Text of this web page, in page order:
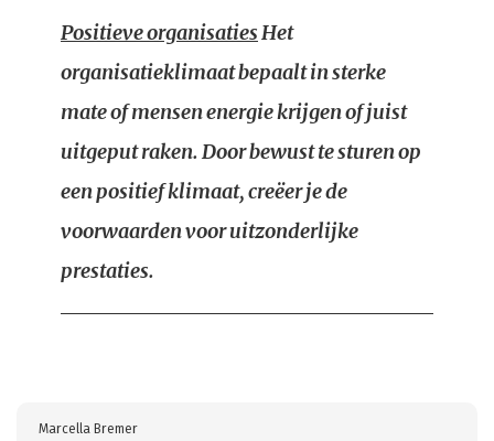
Positieve organisatiesHet
organisatieklimaat bepaalt in sterke
mate of mensen energie krijgen of juist
uitgeput raken. Door bewust te sturen op
een positief klimaat, creëer je de
voorwaarden voor uitzonderlijke
prestaties.
Marcella Bremer